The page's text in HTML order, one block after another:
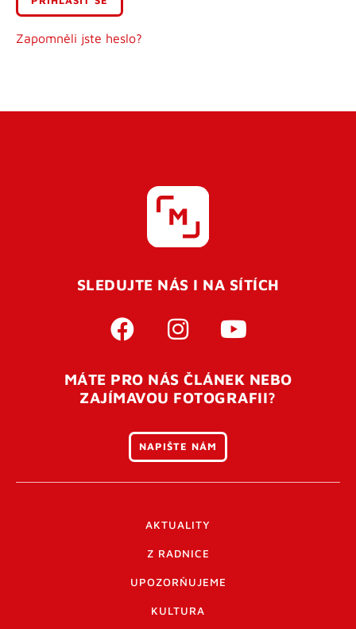
Zapomněli jste heslo?
Uživatelské jméno
Pro úspěšné dokončení registrace je potřeba
vaší e-mailovouadresu. Po úspěšném odeslání
otevření tohoto odkazu se váš účet ověří a můžete se
přihlásit. Nezapomeňte zkontrolovat složku SPAM ve
SLEDUJTE NÁS I NA SÍTÍCH
MÁTE PRO NÁS ČLÁNEK NEBO
ZAJÍMAVOU FOTOGRAFII?
NAPIŠTE NÁM
AKTUALITY
Z RADNICE
UPOZORŇUJEME
KULTURA